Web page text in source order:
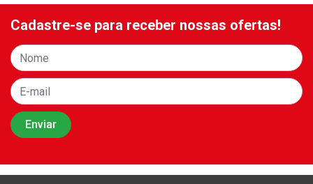
Cadastre-se para receber nossas ofertas!